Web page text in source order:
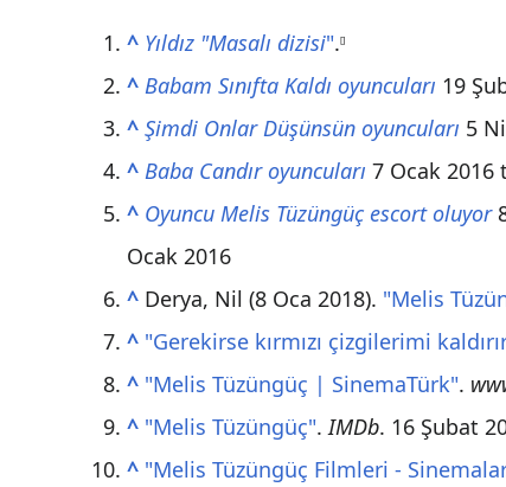
^ Yıldız "Masalı dizisi".[]
^ Babam Sınıfta Kaldı oyuncuları 19
^ Şimdi Onlar Düşünsün oyuncuları 5
^ Baba Candır oyuncuları 7 Ocak
^ Oyuncu Melis Tüzüngüç escort oluyor
Ocak 2016
^ Derya, Nil (8 Oca 2018). "Melis
^ "Gerekirse kırmızı çizgilerimi
^ "Melis Tüzüngüç | SinemaTürk".
^ "Melis Tüzüngüç".IMDb. 16 Şubat
^ "Melis Tüzüngüç Filmleri -